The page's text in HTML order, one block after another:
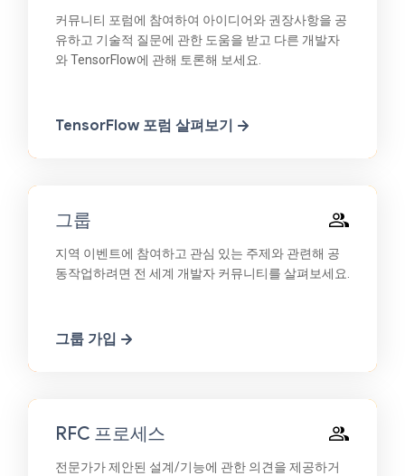
커뮤니티 포럼에 참여하여 아이디어와 권장사항을 공
유하고 기술적 질문에 관한 도움을 받고 다른 개발자
와 TensorFlow에 관해 토론해 보세요.
TensorFlow 포럼 살펴보기
그룹
지역 이벤트에 참여하고 관심 있는 주제와 관련해 공
동작업하려면 전 세계 개발자 커뮤니티를 살펴보세요.
그룹 가입
RFC 프로세스
전문가가 제안된 설계/기능에 관한 의견을 제공하거